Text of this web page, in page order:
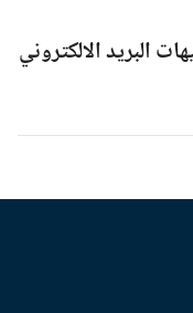
البريد الالكتروني